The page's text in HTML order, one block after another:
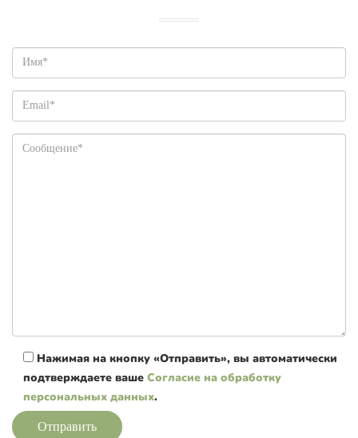
Нажимая на кнопку «Отправить», вы автоматически
подтверждаете ваше Согласие на обработку
персональных данных.
Отправить